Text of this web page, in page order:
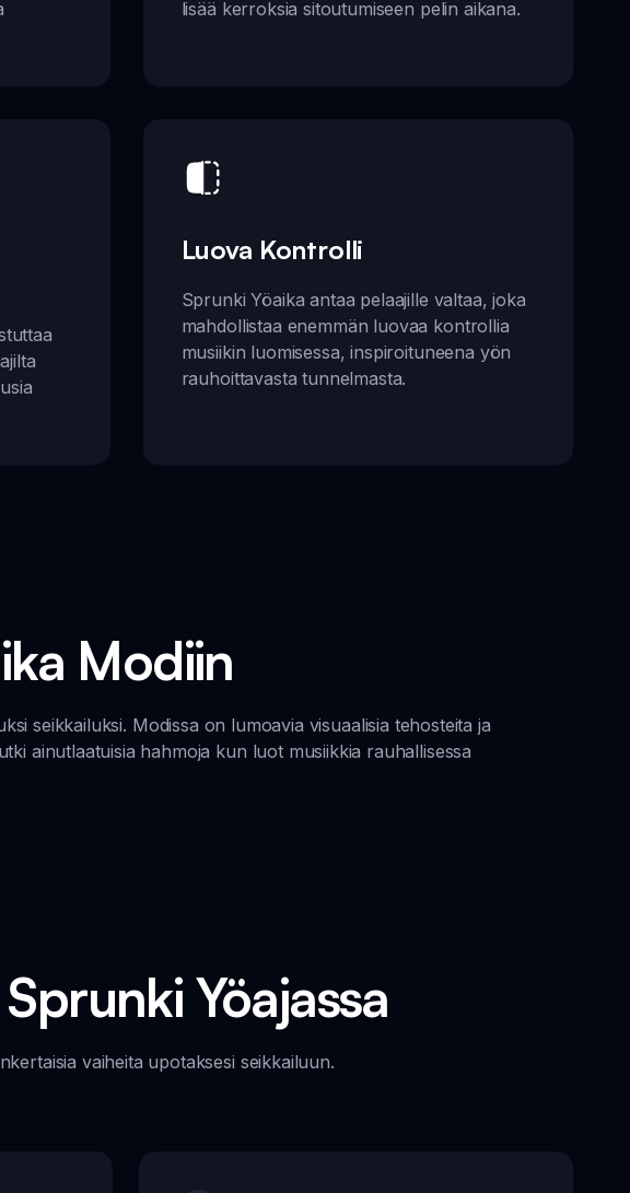
lisää kerroksia sitoutumiseen pelin aikana.
Luova Kontrolli
Sprunki Yöaika antaa pelaajille valtaa, joka
mahdollistaa enemmän luovaa kontrollia
musiikin luomisessa, inspiroituneena yön
rauhoittavasta tunnelmasta.
Modiin
seikkailuksi. Modissa on lumoavia visuaalisia tehosteita ja
ainutlaatuisia hahmoja kun luot musiikkia rauhallisessa
Yöajassa
vaiheita upotaksesi seikkailuun.